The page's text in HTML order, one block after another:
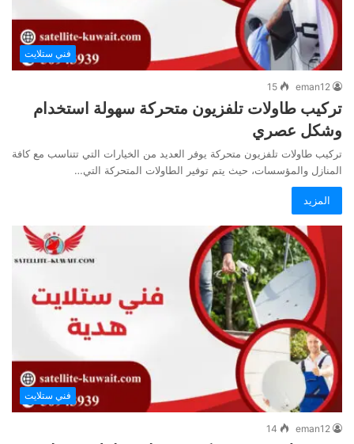
فني ستلايت
eman12
15
تركيب طاولات تلفزيون متحركة سهولة استخدام
وشكل عصري
تركيب طاولات تلفزيون متحركة يوفر العديد من الخيارات التي تتناسب مع كافة
المنازل والمؤسسات، حيث يتم توفير الطاولات المتحركة التي…
المزيد
فني ستلايت
eman12
14